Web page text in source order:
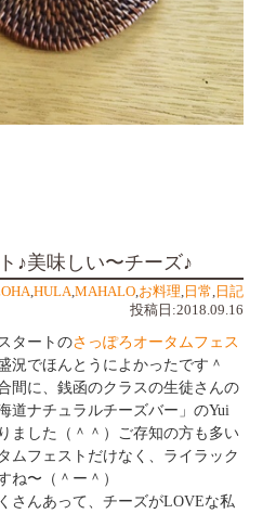
♪美味しい〜チーズ♪
,HULA,MAHALO,お料理, 日常, 日記
投稿日:2018.09.16
タートのさっぽろオータムフェス
況でほんとうによかったです＾
間に、銭函のクラスの生徒さんの
道ナチュラルチーズバー」のYui
ました（＾＾）ご存知の方も多い
ムフェストだけなく、ライラック
ね〜（＾ー＾）
さんあって、チーズがLOVEな私